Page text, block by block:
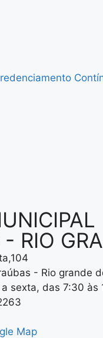
RIO
- Rio grande
sexta, das 7:30 às
Map